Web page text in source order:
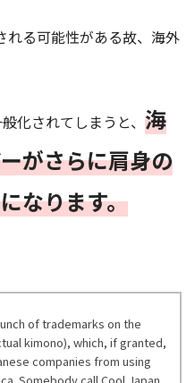
れる可能性がある故、海外
化されてしまうと、 海
がさらに肩身の
なります。
of trademarks on the
kimono), which, if granted,
companies from using
Somebody call Cool Japan